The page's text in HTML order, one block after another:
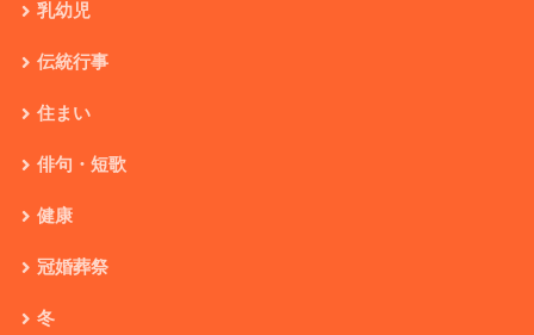
乳幼児
伝統行事
住まい
俳句・短歌
健康
冠婚葬祭
冬